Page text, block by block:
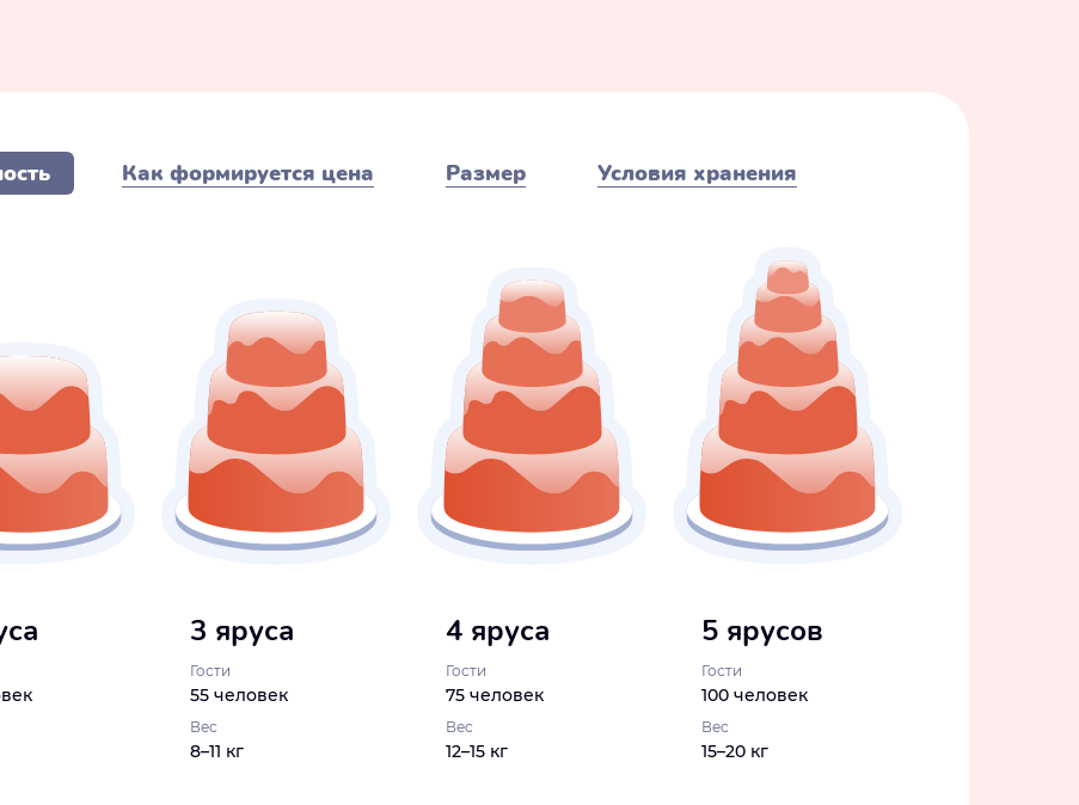
Как формируется цена Размер Условия хранения
3 яруса
Гости
55 человек
Вес
8–11 кг
4 яруса
Гости
75 человек
Вес
12–15 кг
5 ярусов
Гости
100 человек
Вес
15–20 кг